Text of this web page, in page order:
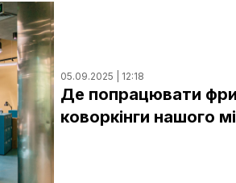
05.09.2025 | 12:18
Де попрацювати
коворкінги нашого